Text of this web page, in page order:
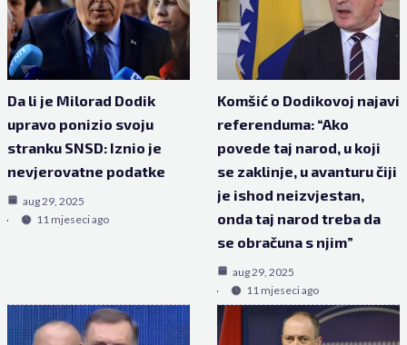
Da li je Milorad Dodik
upravo ponizio svoju
stranku SNSD: Iznio je
nevjerovatne podatke
aug 29, 2025
11 mjeseci ago
Komšić o Dodikovoj najavi
referenduma: “Ako
povede taj narod, u koji
se zaklinje, u avanturu čiji
je ishod neizvjestan,
onda taj narod treba da
se obračuna s njim”
aug 29, 2025
11 mjeseci ago